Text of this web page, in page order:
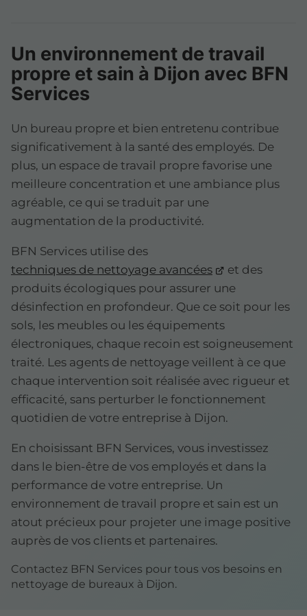
Un environnement de travail
propre et sain à Dijon avec BFN
Services
Un bureau propre et bien entretenu contribue
significativement à la santé des employés. De
plus, un espace de travail propre favorise une
meilleure concentration et une ambiance plus
agréable, ce qui se traduit par une
augmentation de la productivité.
BFN Services utilise des
techniques de nettoyage avancées
et des
produits écologiques pour assurer une
désinfection en profondeur. Que ce soit pour les
sols, les meubles ou les équipements
électroniques, chaque recoin est soigneusement
traité. Les agents de nettoyage veillent à ce que
chaque intervention soit réalisée avec rigueur et
efficacité, sans perturber le fonctionnement
quotidien de votre entreprise à Dijon.
En choisissant BFN Services, vous investissez
dans le bien-être de vos employés et dans la
performance de votre entreprise. Un
environnement de travail propre et sain est un
atout précieux pour projeter une image positive
auprès de vos clients et partenaires.
Contactez BFN Services pour tous vos besoins en
nettoyage de bureaux à Dijon.